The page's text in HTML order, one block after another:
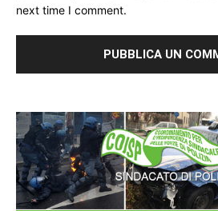
next time I comment.